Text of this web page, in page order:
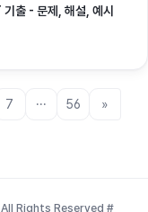
출 - 문제, 해설, 예시
7 ··· 56 »
Rights Reserved #